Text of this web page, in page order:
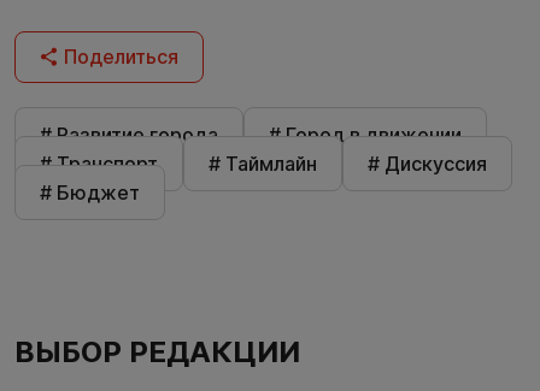
Поделиться
# Развитие города
# Город в движении
# Транспорт
# Таймлайн
# Дискуссия
# Бюджет
ВЫБОР РЕДАКЦИИ